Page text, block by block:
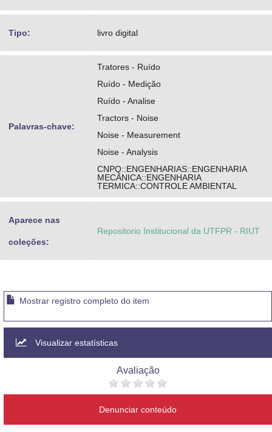
Tipo: livro digital
Palavras-chave:
Tratores - Ruído
Ruído - Medição
Ruído - Analise
Tractors - Noise
Noise - Measurement
Noise - Analysis
CNPQ::ENGENHARIAS::ENGENHARIA
MECANICA::ENGENHARIA
TERMICA::CONTROLE AMBIENTAL
Aparece nas
coleções:
Repositorio Institucional da UTFPR - RIUT
Mostrar registro completo do item
Visualizar estatísticas
Avaliação
Denunciar conteúdo